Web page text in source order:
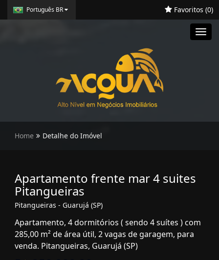
Português BR Favoritos (0)
Home Detalhe do Imóvel
Apartamento frente mar 4 suites
Pitangueiras
Pitangueiras - Guarujá (SP)
Apartamento, 4 dormitórios ( sendo 4 suítes ) com
285,00 m² de área útil, 2 vagas de garagem, para
venda. Pitangueiras, Guarujá (SP)